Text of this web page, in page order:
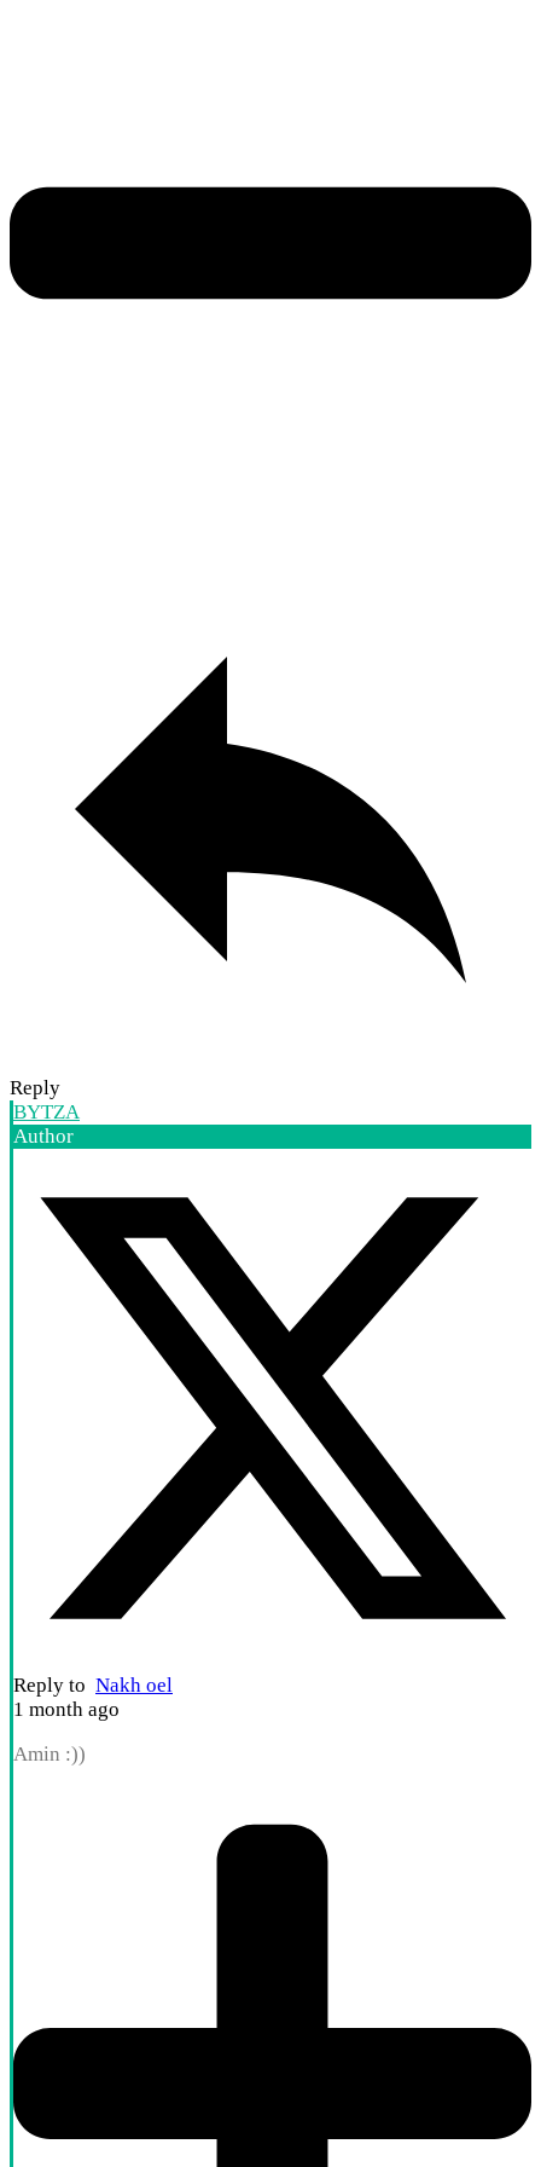
Reply
BYTZA
Author
Reply to Nakh oel
1 month ago
Amin :))